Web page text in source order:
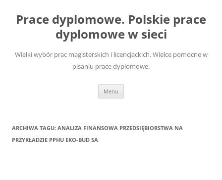
treści
Prace dyplomowe. Polskie prace
dyplomowe w sieci
Wielki wybór prac magisterskich i licencjackich. Wielce pomocne w
pisaniu prace dyplomowe.
Menu
ARCHIWA TAGU: ANALIZA FINANSOWA PRZEDSIĘBIORSTWA NA
PRZYKŁADZIE PPHU EKO-BUD SA